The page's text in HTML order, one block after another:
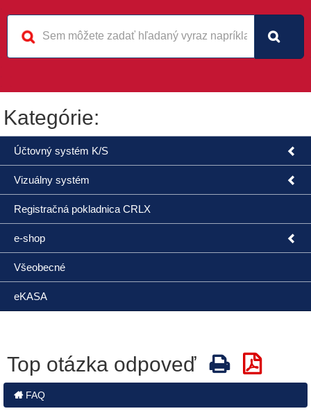
Kategórie:
Účtovný systém K/S
Vizuálny systém
Registračná pokladnica CRLX
e-shop
Všeobecné
eKASA
Top otázka odpoveď
FAQ